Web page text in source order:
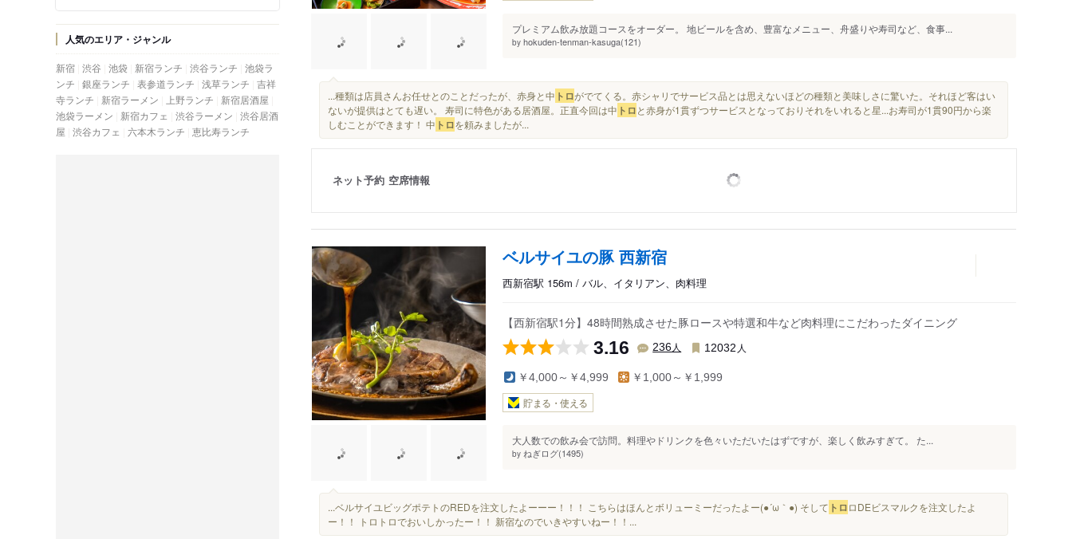
人気のエリア・ジャンル
新宿 渋谷 池袋 新宿ランチ 渋谷ランチ 池袋ラ
ンチ 銀座ランチ 表参道ランチ 浅草ランチ 吉祥
寺ランチ
新宿ラーメン 上野ランチ
新宿居酒屋
池袋ラーメン
新宿カフェ 渋谷ラーメン 渋谷居酒
屋 渋谷カフェ 六本木ランチ 恵比寿ランチ
プレミアム飲み放題コースをオーダー。 地ビールを含め、豊富なメニュー、舟盛りや寿司など、食事...
by hokuden-tenman-kasuga(121)
...種類は店員さんお任せとのことだったが、赤身と中 トロがでてくる。赤シャリでサービス品とは思えないほどの種類と美味しさに驚いた。それほど客はい
ないが提供はとても遅い。 寿司に特色がある居酒屋。正直今回は中 トロと赤身が1貫ずつサービスとなっておりそれをいれると星...お寿司が1貫90円から楽
しむことができます！ 中 トロを頼みましたが...
ネット予約 空席情報
ベルサイユの豚 西新宿
西新宿駅 156m / バル、イタリアン、肉料理
【西新宿駅1分】48時間熟成させた豚ロースや特選和牛など肉料理にこだわったダイニング
3.16 236人 12032 人
￥4,000～￥4,999 ￥1,000～￥1,999
貯まる・使える
大人数での飲み会で訪問。料理やドリンクを色々いただいたはずですが、楽しく飲みすぎて。 た...
by ねぎログ(1495)
...ベルサイユビッグポテトのREDを注文したよーーー！！！ こちらはほんとボリューミーだったよー(●´ω｀●) そして トロロDEビスマルクを注文したよ
ー！！ トロトロでおいしかったー！！ 新宿なのでいきやすいねー！！...